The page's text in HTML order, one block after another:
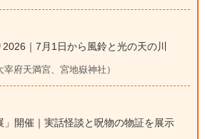
｜7月1日から風鈴と光の天の川
府天満宮、宮地嶽神社）
」開催｜実話怪談と呪物の物証を展示